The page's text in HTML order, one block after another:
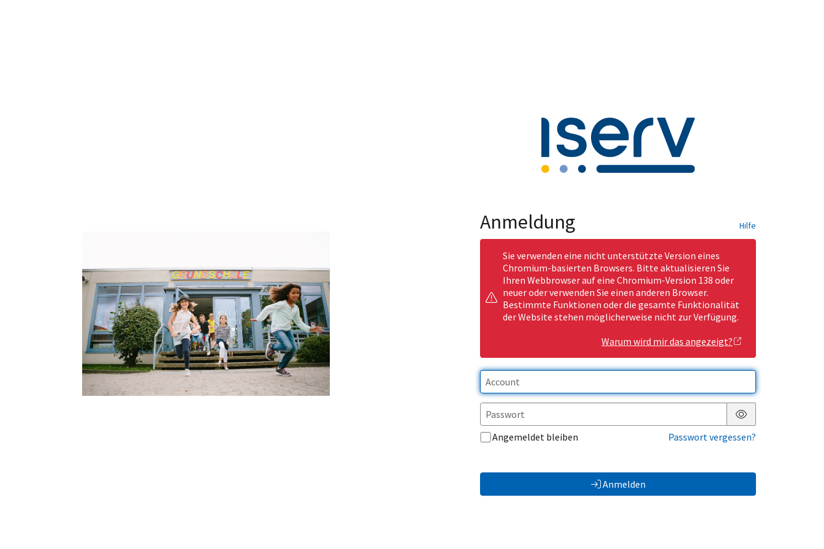
Anmeldung Hilfe
Sie verwenden eine nicht unterstützte Version eines
Chromium-basierten Browsers. Bitte aktualisieren Sie
Ihren Webbrowser auf eine Chromium-Version 138 oder
neuer oder verwenden Sie einen anderen Browser.
Bestimmte Funktionen oder die gesamte Funktionalität
der Website stehen möglicherweise nicht zur Verfügung.
Warum wird mir das angezeigt?
Passwort anzeigen
Angemeldet bleiben
Passwort vergessen?
Anmelden